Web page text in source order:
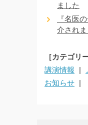
ました
『名医
介されま
［カテゴリー
講演情報
お知らせ